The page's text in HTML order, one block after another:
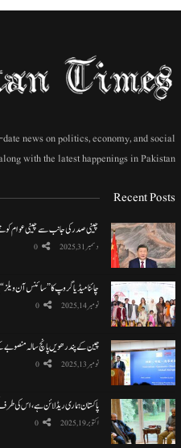
news on politics, economy, and social
with the latest happenings in Pakistan.
Recent Posts
چینی صدر کی جانب سے چینی عوام کو
دسمبر 31, 2025 0
چائنا میڈیا گروپ کا ”سائنس آن
نومبر 14, 2025 0
چین کے پندرھویں پانچ سالہ منصوبے
نومبر 13, 2025 0
پاکستان ہماری ریڈ لائن ہے، اس کی
اکتوبر 19, 2025 0